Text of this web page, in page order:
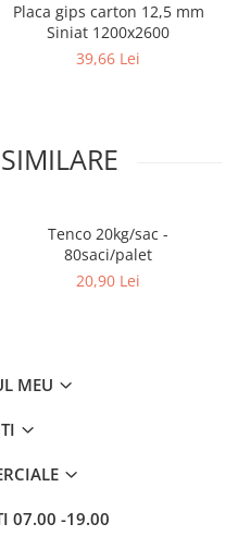
Placa gips carton 12,5 mm
Siniat 1200x2600
39,66 Lei
Tenco 20kg/sac -
80saci/palet
20,90 Lei
MEU
07.00 -19.00